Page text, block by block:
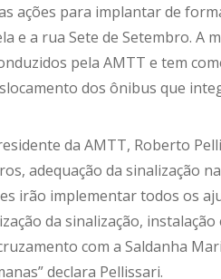
ações para implantar de
e a rua Sete de Setembro. A
pela AMTT e tem
dos ônibus que
da AMTT, Roberto
adequação da sinalização
irão implementar todos os
da sinalização,
com a Saldanha
declara Pellissari.